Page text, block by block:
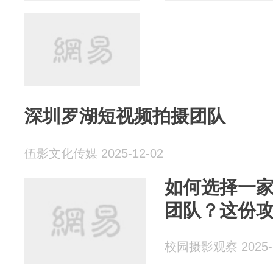
深圳罗湖短视频拍摄团队
伍影文化传媒 2025-12-02
如何选择一
团队？这份
校园摄影观察